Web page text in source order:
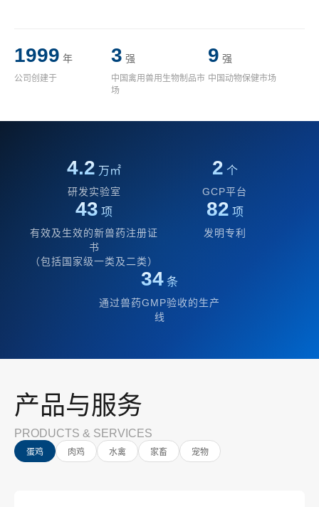
1999 年
公司创建于
3 强
中国禽用兽用生物制品市
场
9 强
中国动物保健市场
4.2 万㎡
研发实验室
2 个
GCP平台
43 项
有效及生效的新兽药注册证
书
（包括国家级一类及二类）
82 项
发明专利
34 条
通过兽药GMP验收的生产
线
产品与服务
PRODUCTS & SERVICES
蛋鸡 肉鸡 水禽 家畜 宠物